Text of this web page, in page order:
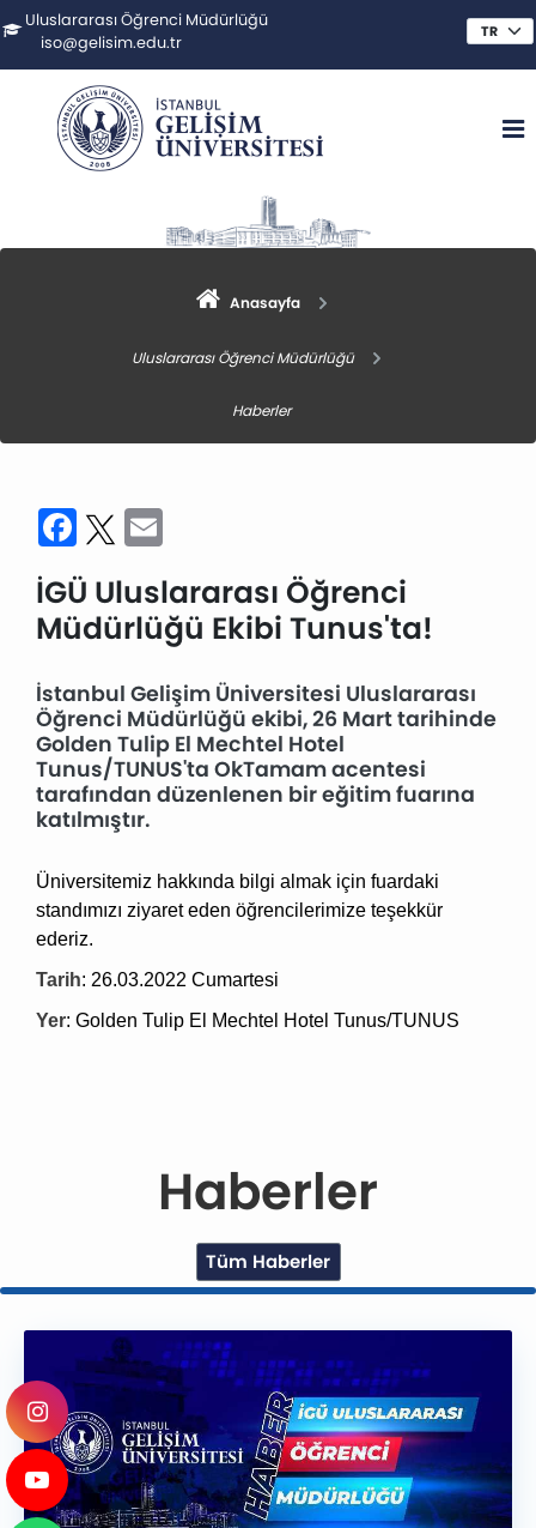
Uluslararası Öğrenci Müdürlüğü
iso@gelisim.edu.tr
Anasayfa
Uluslararası Öğrenci Müdürlüğü
Haberler
Facebook
Twitter
İGÜ Uluslararası Öğrenci
Müdürlüğü Ekibi Tunus'ta!
İstanbul Gelişim Üniversitesi Uluslararası
Öğrenci Müdürlüğü ekibi, 26 Mart tarihinde
Golden Tulip El Mechtel Hotel
Tunus/TUNUS'ta OkTamam acentesi
tarafından düzenlenen bir eğitim fuarına
katılmıştır.
Üniversitemiz hakkında bilgi almak için fuardaki
standımızı ziyaret eden öğrencilerimize teşekkür
ederiz.
Tarih: 26.03.2022 Cumartesi
Yer: Golden Tulip El Mechtel Hotel Tunus/TUNUS
Haberler
Tüm Haberler